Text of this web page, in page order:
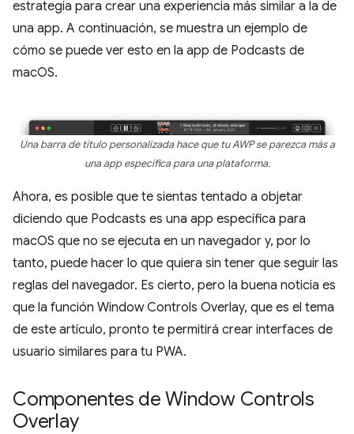
estrategia para crear una experiencia más similar a la de
una app. A continuación, se muestra un ejemplo de
cómo se puede ver esto en la app de Podcasts de
macOS.
Una barra de título personalizada hace que tu AWP se parezca más a
una app específica para una plataforma.
Ahora, es posible que te sientas tentado a objetar
diciendo que Podcasts es una app específica para
macOS que no se ejecuta en un navegador y, por lo
tanto, puede hacer lo que quiera sin tener que seguir las
reglas del navegador. Es cierto, pero la buena noticia es
que la función Window Controls Overlay, que es el tema
de este artículo, pronto te permitirá crear interfaces de
usuario similares para tu PWA.
Componentes de Window Controls
Overlay